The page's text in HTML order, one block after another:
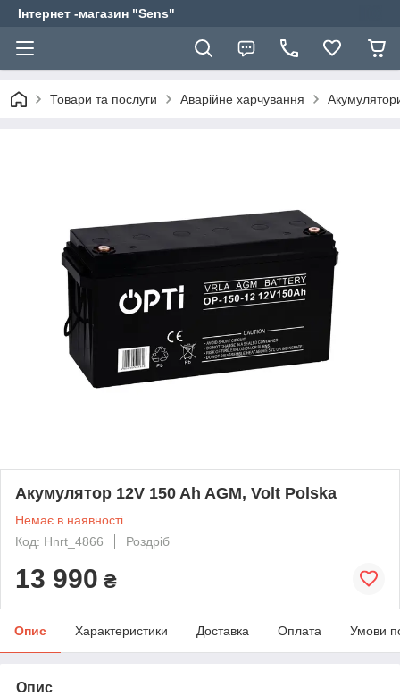
Інтернет -магазин "Sens"
Товари та послуги Аварійне харчування
Акумулятор 12V 150 Ah AGM, Volt Polska
Немає в наявності
Код: Hnrt_4866
Роздріб
13 990 ₴
Опис Характеристики Доставка Оплата Умови
Опис